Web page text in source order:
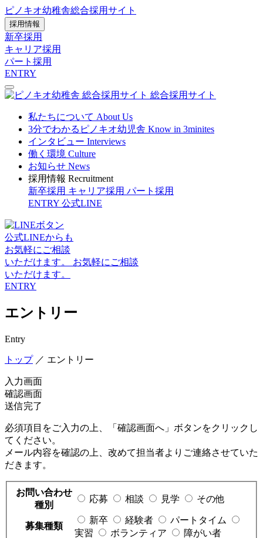
ピノキオ幼稚舎総合採用サイト
採用情報
新卒採用
キャリア採用
パート採用
ENTRY
総合採用サイト
私たちについて About Us
3分でわかるピノキオ幼児舎 Know in 3minites
インタビュー Interviews
働く環境 Culture
お知らせ News
採用情報 Recruitment
新卒採用 キャリア採用 パート採用
ENTRY 公式LINE
公式LINEからも
お気軽にご相談
いただけます。
お気軽にご相談
いただけます。
ENTRY
エントリー
Entry
トップ／ エントリー
入力画面
確認画面
送信完了
必須項目をご入力の上、「確認画面へ」ボタンをクリックし
てください。
メール内容を確認の上、改めて担当者よりご連絡させていた
だきます。
お問い合わせ
種別
応募 相談 見学 その他
募集種類
新卒 経験者
パートタイム
実習
ボランティア 障がい者